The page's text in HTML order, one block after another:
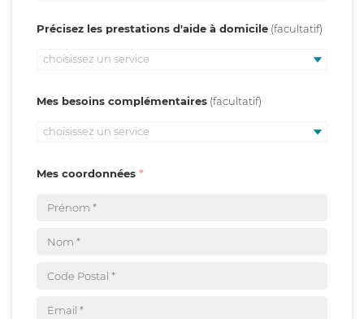
Précisez les prestations d'aide à domicile
choisissez un service
Mes besoins complémentaires
choisissez un service
Mes coordonnées